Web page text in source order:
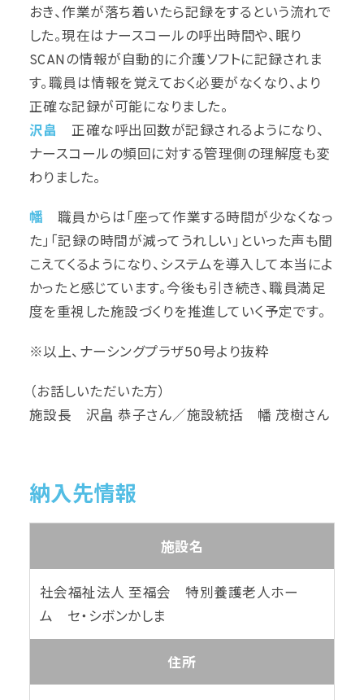
おき、作業が落ち着いたら記録をするという流れで
した。現在はナースコールの呼出時間や、眠り
SCANの情報が自動的に介護ソフトに記録されま
す。職員は情報を覚えておく必要がなくなり、より
正確な記録が可能になりました。
沢畠
正確な呼出回数が記録されるようになり、
ナースコールの頻回に対する管理側の理解度も変
わりました。
幡 職員からは「座って作業する時間が少なくなっ
た」「記録の時間が減ってうれしい」といった声も聞
こえてくるようになり、システムを導入して本当によ
かったと感じています。今後も引き続き、職員満足
度を重視した施設づくりを推進していく予定です。
※以上、ナーシングプラザ50号より抜粋
（お話しいただいた方）
施設長 沢畠 恭子さん／施設統括 幡 茂樹さん
納入先情報
施設名
社会福祉法人 至福会 特別養護老人ホー
ム セ・シボンかしま
住所